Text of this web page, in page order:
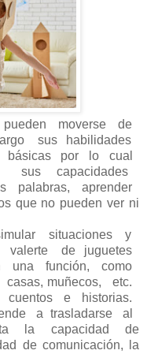
moverse de
sus habilidades
básicas por lo cual
sus capacidades
palabras, aprender
que no pueden ver ni
situaciones y
valerte de juguetes
función, como
muñecos, etc.
e historias.
a trasladarse al
la capacidad de
de comunicación, la